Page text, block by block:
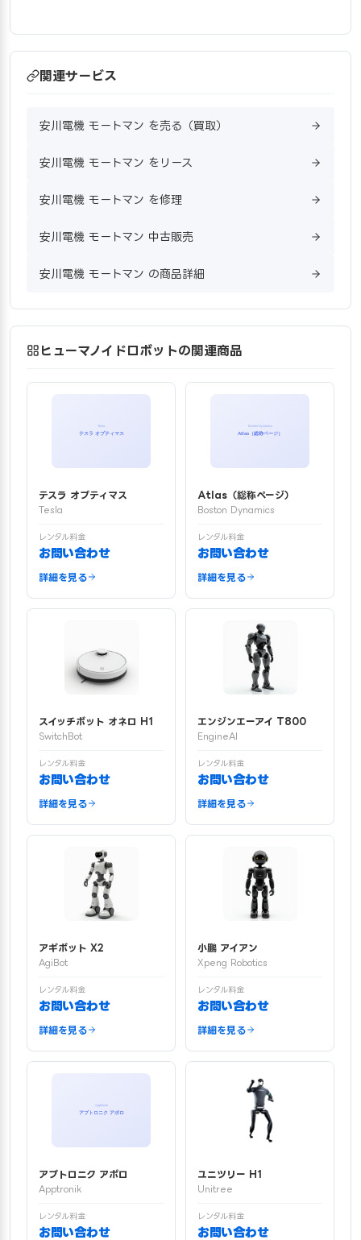
関連サービス
安川電機 モートマン を売る（買取）
安川電機 モートマン をリース
安川電機 モートマン を修理
安川電機 モートマン 中古販売
安川電機 モートマン の商品詳細
ヒューマノイドロボットの関連商品
テスラ オプティマス
Tesla
レンタル料金
お問い合わせ
詳細を見る
Atlas（総称ページ）
Boston Dynamics
レンタル料金
お問い合わせ
詳細を見る
スイッチボット オネロ H1
SwitchBot
レンタル料金
お問い合わせ
詳細を見る
エンジンエーアイ T800
EngineAI
レンタル料金
お問い合わせ
詳細を見る
アギボット X2
AgiBot
レンタル料金
お問い合わせ
詳細を見る
小鵬 アイアン
Xpeng Robotics
レンタル料金
お問い合わせ
詳細を見る
アプトロニク アポロ
Apptronik
レンタル料金
お問い合わせ
ユニツリー H1
Unitree
レンタル料金
お問い合わせ